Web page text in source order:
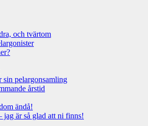
och tvärtom
sin pelargonsamling
årstid
ändå!
jag är så glad att ni finns!